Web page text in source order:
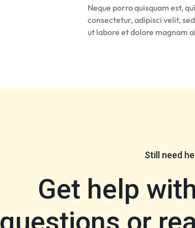
Neque porro quisquam est,
consectetur, adipisci velit,
ut labore et dolore magnam
Still need
Get help
questions or